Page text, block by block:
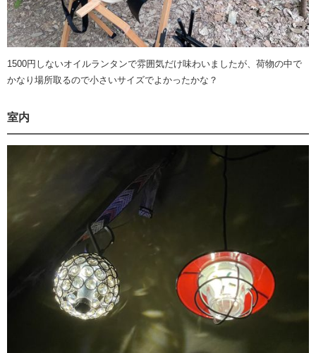
1500円しないオイルランタンで雰囲気だけ味わいましたが、荷物の中で
かなり場所取るので小さいサイズでよかったかな？
室内